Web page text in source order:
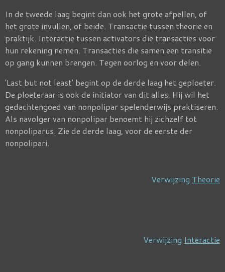
In de tweede laag begint dan ook het grote afpellen, of
het grote invullen, of beide. Transactie tussen theorie en
praktijk. Interactie tussen activators die transacties voor
hun rekening nemen. Transacties die samen een transitie
op gang kunnen brengen. Tegen oorlog en voor delen.
'Last but not least' begint op de derde laag het geploeter.
De ploeteraar is ook de initiator van dit alles. Hij wil het
gedachtengoed van nonpolipar spelenderwijs praktiseren.
Als navolger van nonpolipar benoemt hij zichzelf tot
nonpoliparus. Zie de derde laag, voor de eerste der
nonpolipari.
Verwijzing Theorie
Verwijzing Interactie